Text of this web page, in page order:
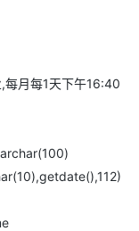
每月每1天下午16:40